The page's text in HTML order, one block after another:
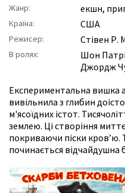
Жанр: екшн,
Країна: США
Режисер: Стівен Р.
В ролях: Шон
Джордж
Експериментальна вишка
вивільнила з глибин
м'ясоїдних істот.
землею. Ці створіння
покриваючи піски кров’ю.
починається відчайдушна